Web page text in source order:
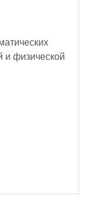
и физической